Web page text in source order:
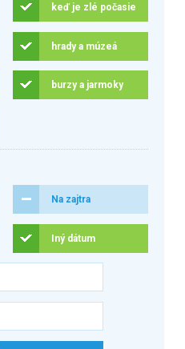
keď je zlé počasie
hrady a múzeá
burzy a jarmoky
Na zajtra
Iný dátum